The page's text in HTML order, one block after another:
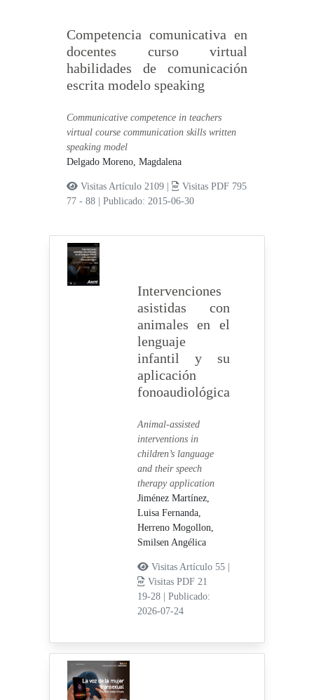
Competencia comunicativa en
docentes curso virtual
habilidades de comunicación
escrita modelo speaking
Communicative competence in teachers
virtual course communication skills written
speaking model
Delgado Moreno, Magdalena
Visitas Artículo 2109 |
Visitas PDF 795
77 - 88
|Publicado: 2015-06-30
Intervenciones
asistidas con
animales en el
lenguaje
infantil y su
aplicación
fonoaudiológica
Animal-assisted
interventions in
children’s language
and their speech
therapy application
Jiménez Martínez,
Luisa Fernanda,
Herreno Mogollon,
Smilsen Angélica
Visitas Artículo 55 |
Visitas PDF 21
19-28
Publicado:
2026-07-24